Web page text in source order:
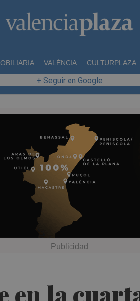
VALÈNCIA CULTURPLAZA
+ Seguir en Google
en la